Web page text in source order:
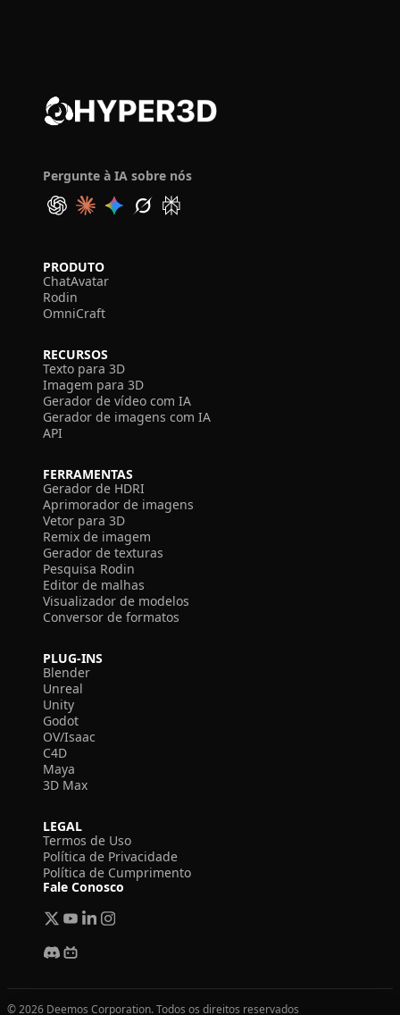
Pergunte à IA sobre nós
PRODUTO
ChatAvatar
Rodin
OmniCraft
RECURSOS
Texto para 3D
Imagem para 3D
Gerador de vídeo com IA
Gerador de imagens com IA
API
FERRAMENTAS
Gerador de HDRI
Aprimorador de imagens
Vetor para 3D
Remix de imagem
Gerador de texturas
Pesquisa Rodin
Editor de malhas
Visualizador de modelos
Conversor de formatos
PLUG-INS
Blender
Unreal
Unity
Godot
OV/Isaac
C4D
Maya
3D Max
LEGAL
Termos de Uso
Política de Privacidade
Política de Cumprimento
Fale Conosco
© 2026 Deemos Corporation. Todos os direitos reservados